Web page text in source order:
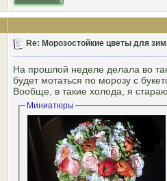
Re: Морозостойкие цветы для
На прошлой неделе делала во
будет мотаться по морозу с
Вообще, в такие холода, я
Миниатюры